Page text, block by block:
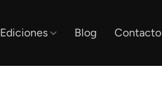
Ediciones Blog Contacto